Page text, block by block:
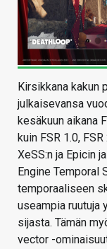
Kirsikkana
julkaisevansa
kesäkuun aikana
kuin FSR 1.0,
XeSS:n ja Epicin
Engine Temporal
temporaaliseen
useampia ruutuja
sijasta. Tämän
vector -